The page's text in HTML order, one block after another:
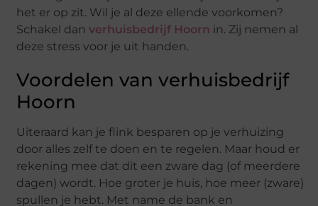
het er op zit. Wil je al deze ellende voorkomen?
Schakel danverhuisbedrijf Hoorn in. Zij nemen al
deze stress voor je uit handen.
Voordelen van verhuisbedrijf
Hoorn
Uiteraard kan je flink besparen op je verhuizing
door alles zelf te doen en te regelen. Maar houd er
rekening mee dat dit een zware dag (of meerdere
dagen) wordt. Hoe groter je huis, hoe meer (zware)
spullen je hebt. Met name de bank en